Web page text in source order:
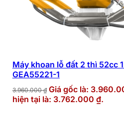
Máy khoan lỗ đất 2 thì 52cc
GEA55221-1
3.960.000₫ Giá gốc là:
hiện tại là: 3.762.000 ₫.